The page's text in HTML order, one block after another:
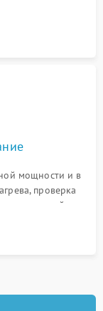
тепла.
шкафа.
мощности и в
проверка
заданной
тока.